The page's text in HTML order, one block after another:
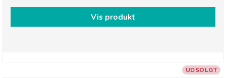
Vis produkt
UDSOLGT